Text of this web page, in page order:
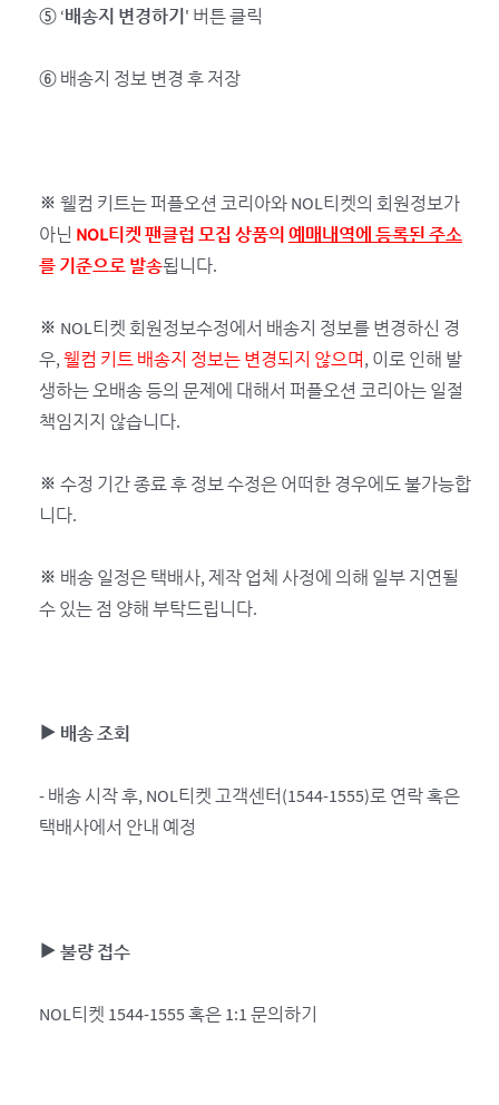
⑤ ‘배송지 변경하기 ' 버튼 클릭
⑥ 배송지 정보 변경 후 저장
※ 웰컴 키트는 퍼플오션 코리아와 NOL티켓의 회원정보가
아닌 NOL티켓 팬클럽 모집 상품의 예매내역에 등록된 주소
를 기준으로 발송됩니다.
※ NOL티켓 회원정보수정에서 배송지 정보를 변경하신 경
우,웰컴 키트 배송지 정보는 변경되지 않으며 , 이로 인해 발
생하는 오배송 등의 문제에 대해서 퍼플오션 코리아는 일절
책임지지 않습니다.
※ 수정 기간 종료 후 정보 수정은 어떠한 경우에도 불가능합
니다.
※ 배송 일정은 택배사, 제작 업체 사정에 의해 일부 지연될
수 있는 점 양해 부탁드립니다.
▶ 배송 조회
- 배송 시작 후, NOL티켓 고객센터(1544-1555)로 연락 혹은
택배사에서 안내 예정
▶ 불량 접수
NOL티켓 1544-1555 혹은 1:1 문의하기